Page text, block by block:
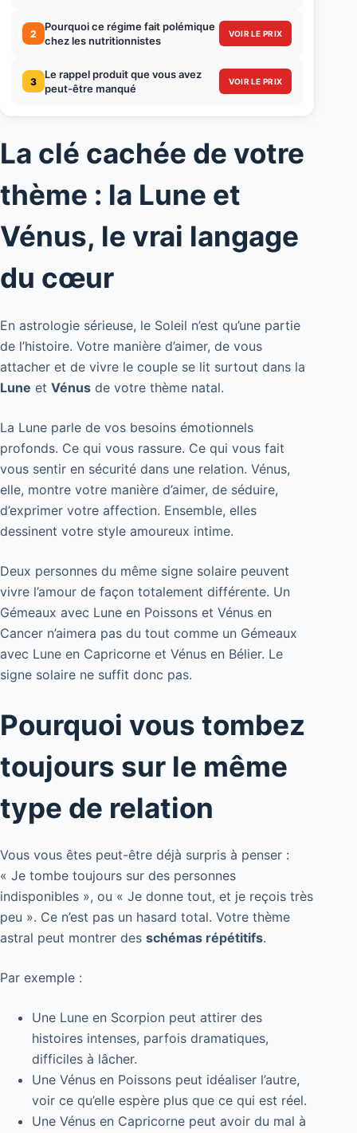
2
Pourquoi ce régime fait polémique
chez les nutritionnistes
VOIR LE PRIX
3
Le rappel produit que vous avez
peut-être manqué
VOIR LE PRIX
La clé cachée de votre
thème : la Lune et
Vénus, le vrai langage
du cœur
En astrologie sérieuse, le Soleil n’est qu’une partie
de l’histoire. Votre manière d’aimer, de vous
attacher et de vivre le couple se lit surtout dans la
Lune et Vénus de votre thème natal.
La Lune parle de vos besoins émotionnels
profonds. Ce qui vous rassure. Ce qui vous fait
vous sentir en sécurité dans une relation. Vénus,
elle, montre votre manière d’aimer, de séduire,
d’exprimer votre affection. Ensemble, elles
dessinent votre style amoureux intime.
Deux personnes du même signe solaire peuvent
vivre l’amour de façon totalement différente. Un
Gémeaux avec Lune en Poissons et Vénus en
Cancer n’aimera pas du tout comme un Gémeaux
avec Lune en Capricorne et Vénus en Bélier. Le
signe solaire ne suffit donc pas.
Pourquoi vous tombez
toujours sur le même
type de relation
Vous vous êtes peut-être déjà surpris à penser :
« Je tombe toujours sur des personnes
indisponibles », ou « Je donne tout, et je reçois très
peu ». Ce n’est pas un hasard total. Votre thème
astral peut montrer des schémas répétitifs.
Par exemple :
Une Lune en Scorpion peut attirer des
histoires intenses, parfois dramatiques,
difficiles à lâcher.
Une Vénus en Poissons peut idéaliser l’autre,
voir ce qu’elle espère plus que ce qui est réel.
Une Vénus en Capricorne peut avoir du mal à